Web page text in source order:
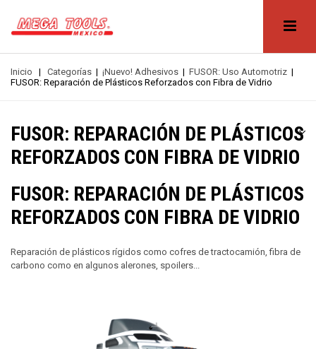
Inicio | Categorías | ¡Nuevo! Adhesivos | FUSOR: Uso Automotriz |
FUSOR: Reparación de Plásticos Reforzados con Fibra de Vidrio
FUSOR: REPARACIÓN DE PLÁSTICOS
REFORZADOS CON FIBRA DE VIDRIO
FUSOR: REPARACIÓN DE PLÁSTICOS
REFORZADOS CON FIBRA DE VIDRIO
Reparación de plásticos rígidos como cofres de tractocamión, fibra de
carbono como en algunos alerones, spoilers...